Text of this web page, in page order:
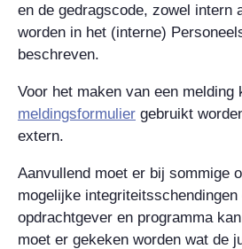
en de gedragscode, zowel intern
worden in het (interne)
beschreven.
Voor het maken van een melding
meldingsformulier gebruikt
extern.
Aanvullend moet er bij sommige
mogelijke
opdrachtgever en programma
moet er gekeken worden wat de